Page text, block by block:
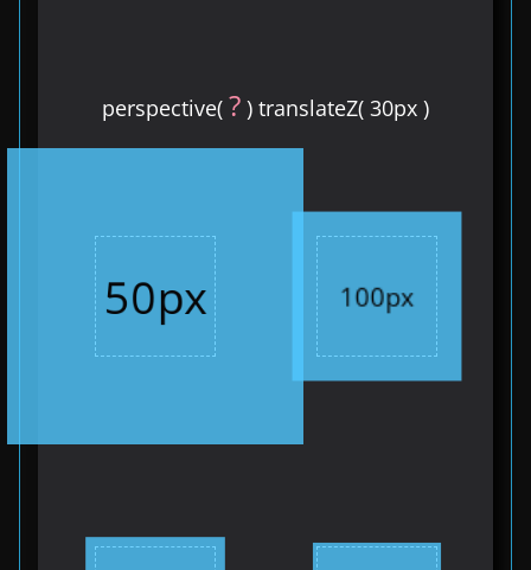
perspective( ? ) translateZ( 30px )
50px 100px